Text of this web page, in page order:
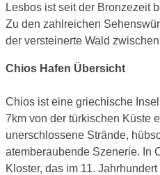
Lesbos ist seit der Bronzezeit
Zu den zahlreichen
der versteinerte Wald
Chios Hafen Übersicht
Chios ist eine griechische
7km von der türkischen Küste
unerschlossene Strände,
atemberaubende Szenerie. In
Kloster, das im 11.